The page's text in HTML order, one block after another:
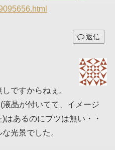
返信
ですからねぇ。
晶が付いてて、イメージ
はあるのにブツは無い・・
光景でした。